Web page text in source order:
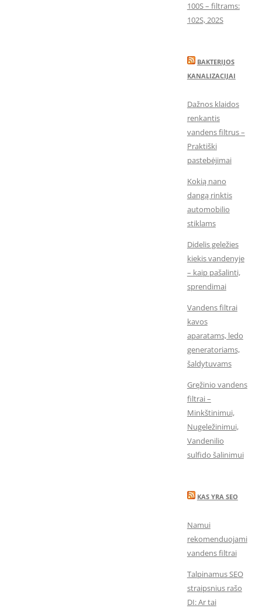
100S – filtrams:
102S, 202S
BAKTERIJOS
KANALIZACIJAI
Dažnos klaidos
renkantis
vandens filtrus –
Praktiški
pastebėjimai
Kokią nano
dangą rinktis
automobilio
stiklams
Didelis geležies
kiekis vandenyje
– kaip pašalinti,
sprendimai
Vandens filtrai
kavos
aparatams, ledo
generatoriams,
šaldytuvams
Gręžinio vandens
filtrai –
Minkštinimui,
Nugeležinimui,
Vandenilio
sulfido šalinimui
KAS YRA SEO
Namui
rekomenduojami
vandens filtrai
Talpinamus SEO
straipsnius rašo
DI: Ar tai